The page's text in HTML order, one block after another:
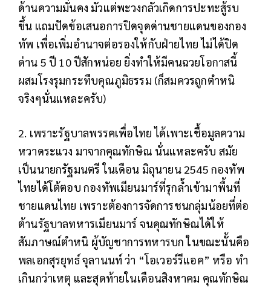
ด้านความมั่นคง มัวแต่พะวงกลัวเกิดการปะทะสู้รบ
ขึ้น แถมปัดข้อเสนอการปิดจุดด่านชายแดนของกอง
ทัพ เพื่อเพิ่มอำนาจต่อรองให้กับฝ่ายไทย ไม่ได้ปิด
ด่าน 5 ปี 10 ปีสักหน่อย ยิ่งทำให้มีคนฉวยโอกาสนี้
ผสมโรงรุมกระทืบคุณภูมิธรรม (ก็สมควรถูกตำหนิ
จริงๆนั่นแหละครับ)
2. เพราะรัฐบาลพรรคเพื่อไทย ได้เพาะเชื้อมูลความ
หวาดระแวง มาจากคุณทักษิณ นั่นแหละครับ สมัย
เป็นนายกรัฐมนตรี ในเดือน มิถุนายน 2545 กองทัพ
ไทยได้โต้ตอบ กองทัพเมียนมาร์ที่รุกล้ำเข้ามาพื้นที่
ชายแดนไทย เพราะต้องการจัดการชนกลุ่มน้อยที่ต่อ
ต้านรัฐบาลทหารเมียนมาร์ จนคุณทักษิณได้ให้
สัมภาษณ์ตำหนิ ผู้บัญชาการทหารบก ในขณะนั้นคือ
พลเอกสุรยุทธ์ จุลานนท์ ว่า “โอเวอร์รีแอค” หรือ ทำ
เกินกว่าเหตุ และสุดท้ายในเดือนสิงหาคม คุณทักษิณ